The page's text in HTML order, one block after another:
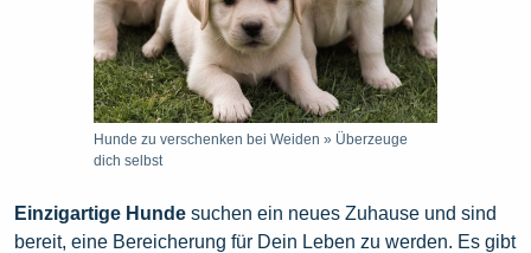
Hunde zu verschenken bei Weiden » Überzeuge
dich selbst
Einzigartige Hunde suchen ein neues Zuhause und sind
bereit, eine Bereicherung für Dein Leben zu werden. Es gibt